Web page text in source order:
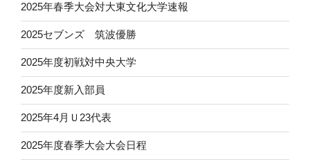
2025年春季大会対大東文化大学速報
2025セブンズ 筑波優勝
2025年度初戦対中央大学
2025年度新入部員
2025年4月Ｕ23代表
2025年度春季大会大会日程